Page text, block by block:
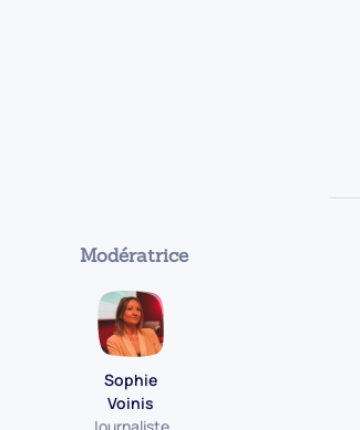
Modératrice
Sophie
Voinis
Journaliste